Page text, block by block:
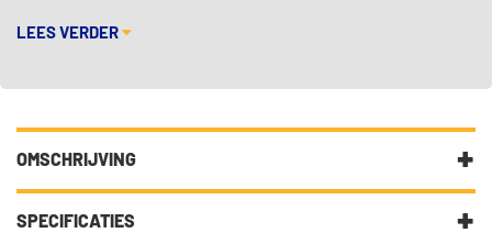
LEES VERDER
OMSCHRIJVING
EAN: 4006633302302
SPECIFICATIES